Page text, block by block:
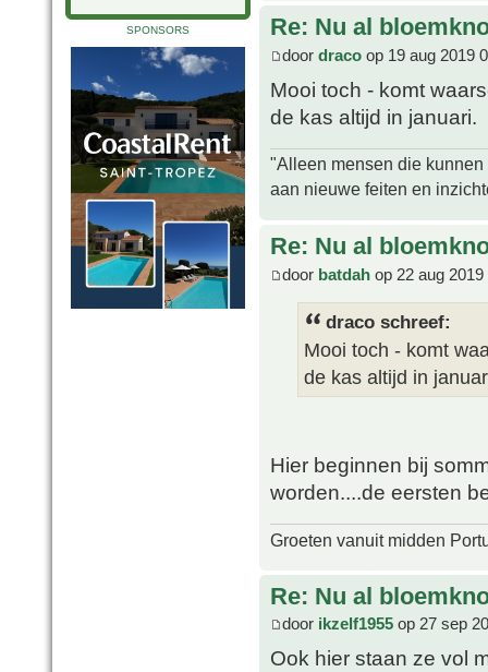
SPONSORS Re: Nu al
door draco op 19 aug 2019
Mooi toch - komt
de kas altijd in januari.
"Alleen mensen die
aan nieuwe feiten en
Re: Nu al
door batdah op 22 aug 2019
draco schreef:
Mooi toch - komt
de kas altijd in
Hier beginnen bij
worden....de eersten
Groeten vanuit midden
Re: Nu al
door ikzelf1955 op 27 sep
Ook hier staan ze vol